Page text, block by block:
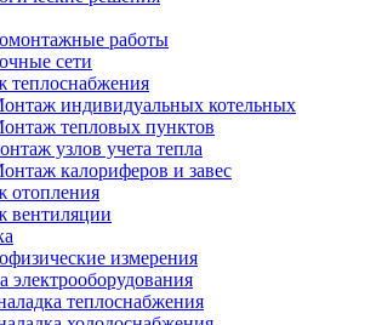
работы
сети
теплоснабжения
индивидуальных котельных
тепловых пунктов
узлов учета тепла
калориферов и завес
отопления
вентиляции
измерения
электрооборудования
теплоснабжения